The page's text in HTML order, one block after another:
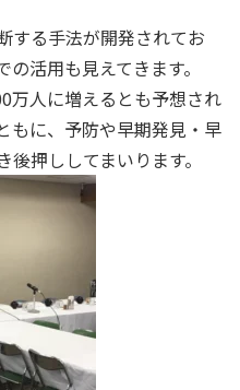
する手法が開発されてお
活用も見えてきます。
万人に増えるとも予想され
もに、予防や早期発見・早
押ししてまいります。